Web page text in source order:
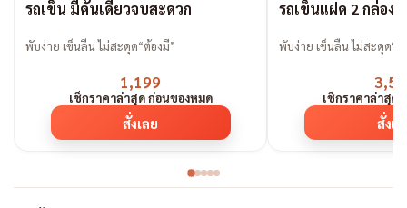
รถเข็น มีคันเดียวจบสะดวก
พับง่าย เข็นลื่น ไม่สะดุด“ต้องมี”
1,199
เช็กราคาล่าสุด ก่อนของหมด
สั่งเลย
รถเข็นแฝด 2 กล่อง
พับง่าย เข็นลื่น ไม่สะดุด“ต้
เช็กราคาล่าสุด
สั่งเ